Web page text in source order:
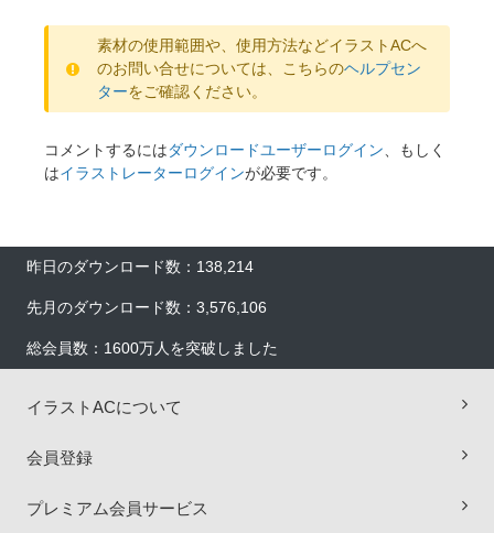
素材の使用範囲や、使用方法などイラストACへ
のお問い合せについては、こちらのヘルプセン
ターをご確認ください。
コメントするにはダウンロードユーザーログイン 、もしく
はイラストレーターログインが必要です。
昨日のダウンロード数：138,214
先月のダウンロード数：3,576,106
総会員数：1600万人を突破しました
イラストACについて
会員登録
プレミアム会員サービス